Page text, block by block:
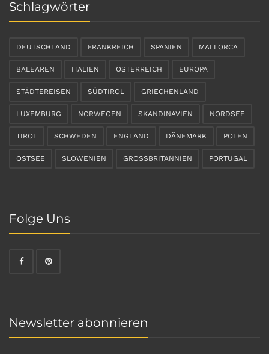
Schlagwörter
DEUTSCHLAND FRANKREICH SPANIEN MALLORCA
BALEAREN ITALIEN ÖSTERREICH EUROPA
STÄDTEREISEN SÜDTIROL GRIECHENLAND
LUXEMBURG NORWEGEN SKANDINAVIEN NORDSEE
TIROL SCHWEDEN ENGLAND DÄNEMARK POLEN
OSTSEE SLOWENIEN GROSSBRITANNIEN PORTUGAL
Folge Uns
Newsletter abonnieren